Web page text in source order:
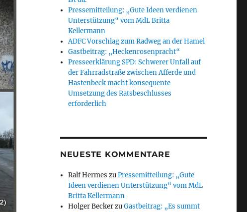
Pressemitteilung: „Gute Ideen verdienen
Unterstützung“ vom MdL Britta
Kellermann
ADFC Vorschlag zum Radweg an der Hamel
Gastbeitrag: „Heckenrosenpracht“
Presseerklärung SPD: Schwerer Unfall auf
der Fahrradstraße zwischen Afferde und
Hastenbeck macht konsequente
Umsetzung des Ratsbeschlusses
erforderlich
NEUESTE KOMMENTARE
Ralf Hermes zuPressemitteilung: „Gute
Ideen verdienen Unterstützung“ vom MdL
Britta Kellermann
Holger BeckerzuGastbeitrag: „Es summt